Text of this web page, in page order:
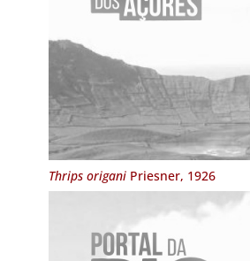
Thrips origaniPriesner, 1926